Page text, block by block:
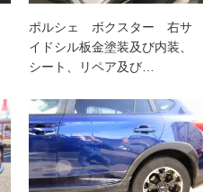
ポルシェ ボクスター 右サ
イドシル板金塗装及び内装、
シート、リペア及び…